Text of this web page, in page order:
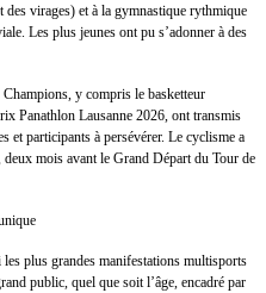
virages) et à la gymnastique rythmique
Les plus jeunes ont pu s’adonner à des
y compris le basketteur
Panathlon Lausanne 2026, ont transmis
et participants à persévérer. Le cyclisme a
mois avant le Grand Départ du Tour de
plus grandes manifestations multisports
public, quel que soit l’âge, encadré par